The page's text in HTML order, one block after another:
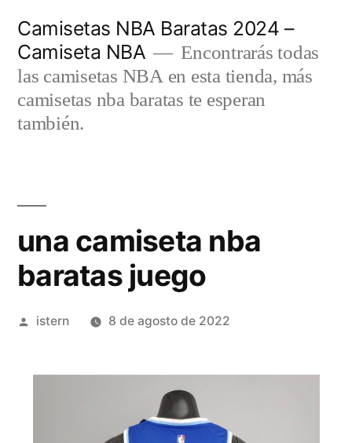
contenido
Camisetas NBA Baratas 2024 –
Camiseta NBA
Encontrarás todas
las camisetas NBA en esta tienda, más
camisetas nba baratas te esperan
también.
una camiseta nba
baratas juego
Publicado
istern 8 de agosto de 2022